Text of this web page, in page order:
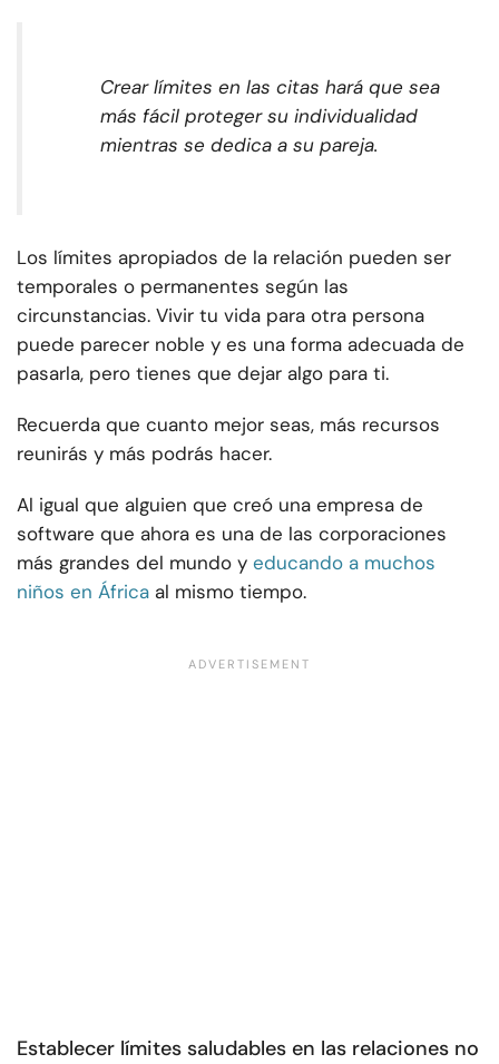
Crear límites en las citas hará que sea
más fácil proteger su individualidad
mientras se dedica a su pareja.
Los límites apropiados de la relación pueden ser
temporales o permanentes según las
circunstancias. Vivir tu vida para otra persona
puede parecer noble y es una forma adecuada de
pasarla, pero tienes que dejar algo para ti.
Recuerda que cuanto mejor seas, más recursos
reunirás y más podrás hacer.
Al igual que alguien que creó una empresa de
software que ahora es una de las corporaciones
más grandes del mundo y educando a muchos
niños en África al mismo tiempo.
Establecer límites saludables en las relaciones no